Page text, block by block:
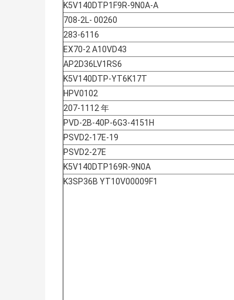
K5V140DTP1F9R-9N0A-A
708-2L- 00260
283-6116
EX70-2 A10VD43
AP2D36LV1RS6
K5V140DTP-YT6K17T
HPV0102
207-1112 年
PVD-2B-40P-6G3-4151H
PSVD2-17E-19
PSVD2-27E
K5V140DTP169R-9N0A
K3SP36B YT10V00009F1